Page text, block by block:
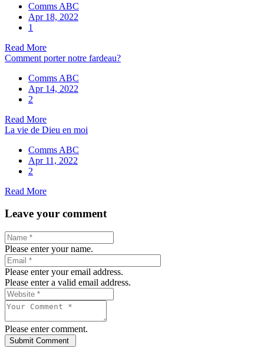
Comms ABC
Apr 18, 2022
1
Read More
Comment porter notre fardeau?
Comms ABC
Apr 14, 2022
2
Read More
La vie de Dieu en moi
Comms ABC
Apr 11, 2022
2
Read More
Leave your comment
Please enter your name.
Please enter your email address.
Please enter a valid email address.
Please enter comment.